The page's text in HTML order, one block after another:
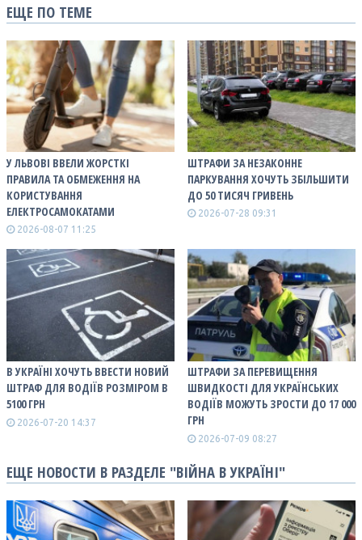
ЕЩЕ ПО ТЕМЕ
У ЛЬВОВІ ВВЕЛИ ЖОРСТКІ
ПРАВИЛА ТА ОБМЕЖЕННЯ НА
КОРИСТУВАННЯ
ЕЛЕКТРОСАМОКАТАМИ
2026-08-07 11:25
ШТРАФИ ЗА НЕЗАКОННЕ
ПАРКУВАННЯ ХОЧУТЬ ЗБІЛЬШИТИ
ДО 50 ТИСЯЧ ГРИВЕНЬ
2026-07-28 09:31
В УКРАЇНІ ХОЧУТЬ ВВЕСТИ НОВИЙ
ШТРАФ ДЛЯ ВОДІЇВ РОЗМІРОМ В
5100 ГРН
2026-07-20 14:37
ШТРАФИ ЗА ПЕРЕВИЩЕННЯ
ШВИДКОСТІ ДЛЯ УКРАЇНСЬКИХ
ВОДІЇВ МОЖУТЬ ЗРОСТИ ДО 17 000
ГРН
2026-07-09 08:27
ЕЩЕ НОВОСТИ В РАЗДЕЛЕ "ВІЙНА В УКРАЇНІ"